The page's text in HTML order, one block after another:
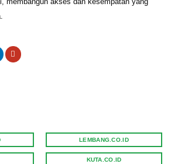
LEMBANG.CO.ID
KUTA.CO.ID